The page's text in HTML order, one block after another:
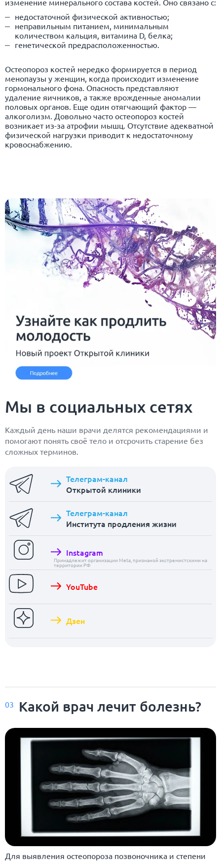
недостаточной физической активностью;
неправильным питанием, минимальным
количеством кальция, витамина D, белка;
генетической предрасположенностью.
Остеопороз костей нередко формируется в период
менопаузы у женщин, когда происходит изменение
гормонального фона. Опасность представляют
удаление яичников, а также врожденные аномалии
половых органов. Еще один отягчающий фактор —
алкоголизм. Довольно часто остеопороз костей
возникает из-за атрофии мышц. Отсутствие адекватной
физической нагрузки приводит к недостаточному
кровоснабжению.
Мы в социальных сетях
Каждый день наши врачи делятся рекомендациями и
помогают понять своё тело и отсрочить старение без
сложных терминов.
Телеграм-канал
Открытой клиники
Телеграм-канал
Института продления жизни
Instagram
Принадлежит организации Meta, признаной экстремистскими на
территории РФ
YouTube
Дзен
03 Какой врач лечит болезнь?
Для выявления остеопороза позвоночника и степени